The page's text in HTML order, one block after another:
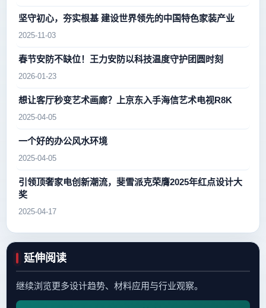
坚守初心，夯实根基 建设世界领先的中国特色家装产业
2025-11-03
春节安防不缺位！王力安防以科技温度守护团圆时刻
2026-01-23
想让客厅秒变艺术画廊？上京东入手海信艺术电视R8K
2025-04-05
一个好的办公风水环境
2025-04-05
引领顶奢家电创新潮流，斐雪派克荣膺2025年红点设计大
奖
2025-04-17
延伸阅读
继续浏览更多设计趋势、材料应用与行业观察。